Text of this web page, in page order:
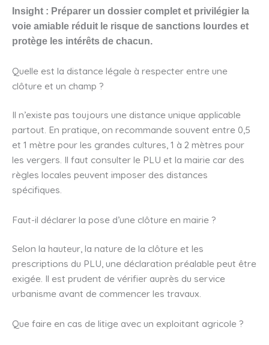
Insight : Préparer un dossier complet et privilégier la
voie amiable réduit le risque de sanctions lourdes et
protège les intérêts de chacun.
Quelle est la distance légale à respecter entre une
clôture et un champ ?
Il n’existe pas toujours une distance unique applicable
partout. En pratique, on recommande souvent entre 0,5
et 1 mètre pour les grandes cultures, 1 à 2 mètres pour
les vergers. Il faut consulter le PLU et la mairie car des
règles locales peuvent imposer des distances
spécifiques.
Faut-il déclarer la pose d’une clôture en mairie ?
Selon la hauteur, la nature de la clôture et les
prescriptions du PLU, une déclaration préalable peut être
exigée. Il est prudent de vérifier auprès du service
urbanisme avant de commencer les travaux.
Que faire en cas de litige avec un exploitant agricole ?